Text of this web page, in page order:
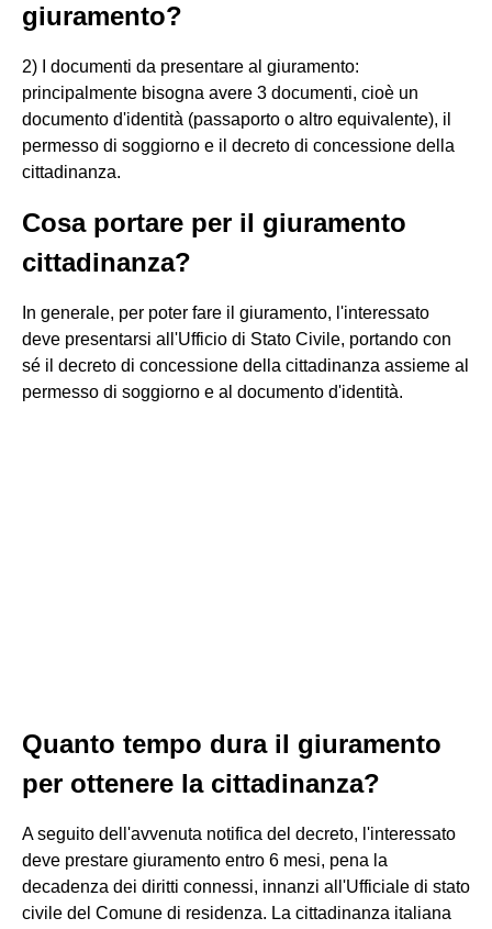
giuramento?
2) I documenti da presentare al giuramento:
principalmente bisogna avere 3 documenti, cioè un
documento d'identità (passaporto o altro equivalente), il
permesso di soggiorno e il decreto di concessione della
cittadinanza.
Cosa portare per il giuramento
cittadinanza?
In generale, per poter fare il giuramento, l'interessato
deve presentarsi all'Ufficio di Stato Civile, portando con
sé il decreto di concessione della cittadinanza assieme al
permesso di soggiorno e al documento d'identità.
Quanto tempo dura il giuramento
per ottenere la cittadinanza?
A seguito dell'avvenuta notifica del decreto, l'interessato
deve prestare giuramento entro 6 mesi, pena la
decadenza dei diritti connessi, innanzi all'Ufficiale di stato
civile del Comune di residenza. La cittadinanza italiana